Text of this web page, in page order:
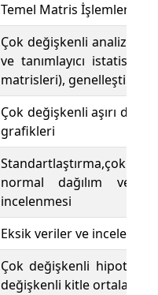
Temel Matris İşlemleri
Çok değişkenli analizde
ve tanımlayıcı
matrisleri),
Çok değişkenli aşırı
grafikleri
Standartlaştırma,çok
normal dağılım ve
incelenmesi
Eksik veriler ve
Çok değişkenli hipotez
değişkenli kitle